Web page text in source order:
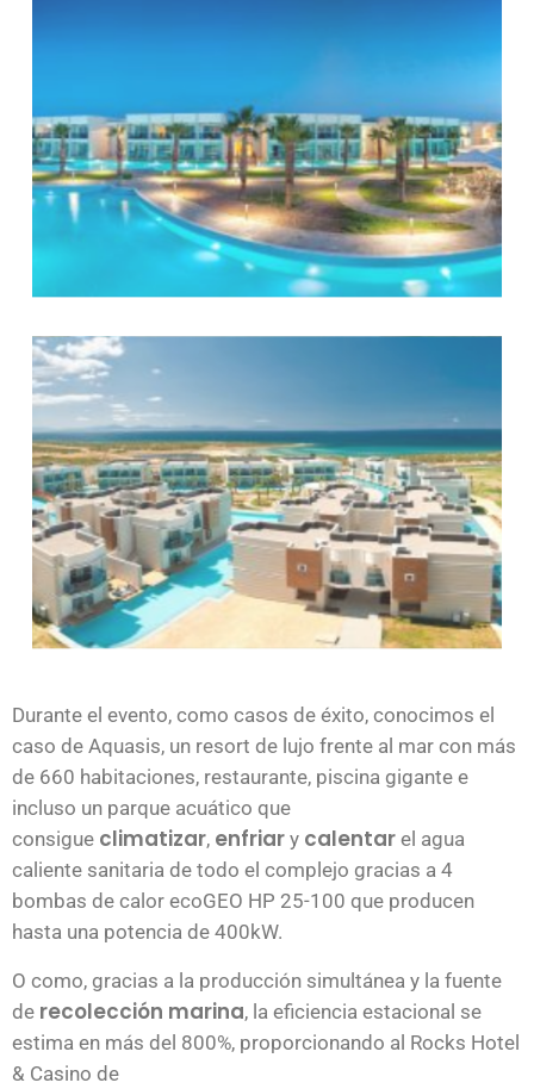
Durante el evento, como casos de éxito, conocimos el
caso de Aquasis, un resort de lujo frente al mar con más
de 660 habitaciones, restaurante, piscina gigante e
incluso un parque acuático que
consigue climatizar, enfriar y calentar el agua
caliente sanitaria de todo el complejo gracias a 4
bombas de calor ecoGEO HP 25-100 que producen
hasta una potencia de 400kW.
O como, gracias a la producción simultánea y la fuente
de recolección marina, la eficiencia estacional se
estima en más del 800%, proporcionando al Rocks Hotel
& Casino de